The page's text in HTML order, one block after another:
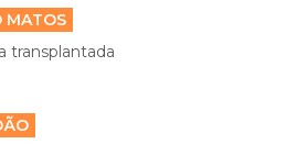
MATOS
transplantada